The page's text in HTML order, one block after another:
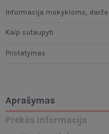
Informacija mokykloms,
Kaip sutaupyti
Pristatymas
Aprašymas
Prekės informacija